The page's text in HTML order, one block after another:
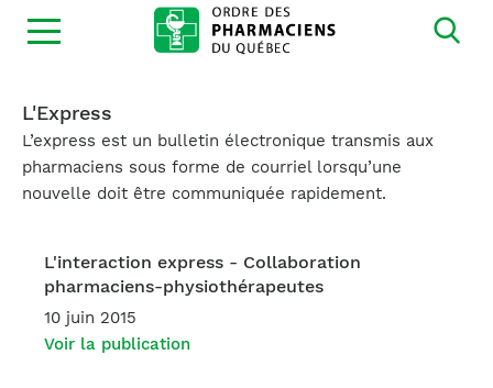
Ouvrir
la
L'Express
L’express est un bulletin électronique transmis aux
pharmaciens sous forme de courriel lorsqu’une
nouvelle doit être communiquée rapidement.
L'interaction express - Collaboration
pharmaciens-physiothérapeutes
10 juin 2015
Voir la publication